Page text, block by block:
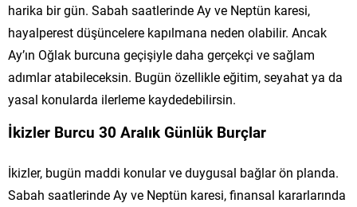
harika bir gün. Sabah saatlerinde Ay ve Neptün karesi,
hayalperest düşüncelere kapılmana neden olabilir. Ancak
Ay’ın Oğlak burcuna geçişiyle daha gerçekçi ve sağlam
adımlar atabileceksin. Bugün özellikle eğitim, seyahat ya da
yasal konularda ilerleme kaydedebilirsin.
İkizler Burcu 30 Aralık Günlük Burçlar
İkizler, bugün maddi konular ve duygusal bağlar ön planda.
Sabah saatlerinde Ay ve Neptün karesi, finansal kararlarında